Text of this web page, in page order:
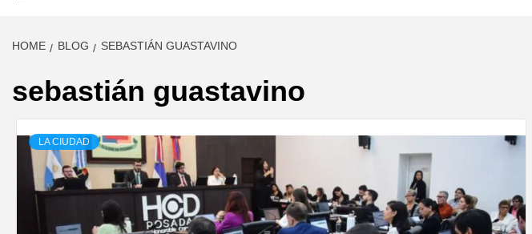
HOME BLOG SEBASTIÁN GUASTAVINO
sebastián guastavino
LA CIUDAD